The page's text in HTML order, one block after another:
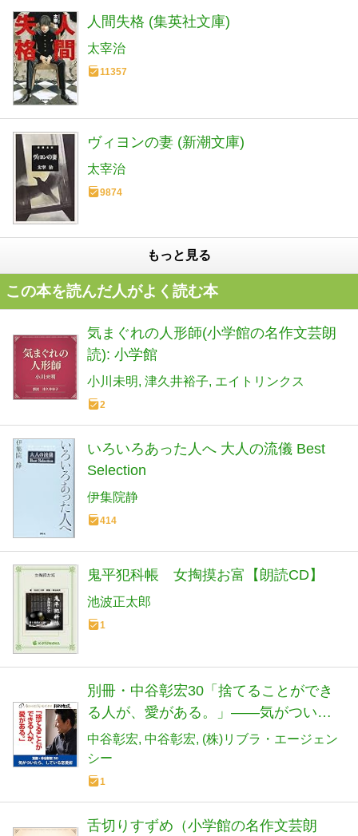
人間失格 (集英社文庫)
太宰治
11357
ヴィヨンの妻 (新潮文庫)
太宰治
9874
もっと見る
この本を読んだ人がよく読む本
気まぐれの人形師(小学館の名作文芸朗
読): 小学館
小川未明 津久井裕子 エイトリンクス
2
いろいろあった人へ 大人の流儀 Best
Selection
伊集院静
414
鬼平犯科帳 女掏摸お富【朗読CD】
池波正太郎
1
別冊・中谷彰宏30「捨てることができ
る人が、愛がある。」――気がついた
ら、している恋愛術
中谷彰宏 中谷彰宏 (株)リブラ・エージェン
シー
1
舌切りすずめ（小学館の名作文芸朗